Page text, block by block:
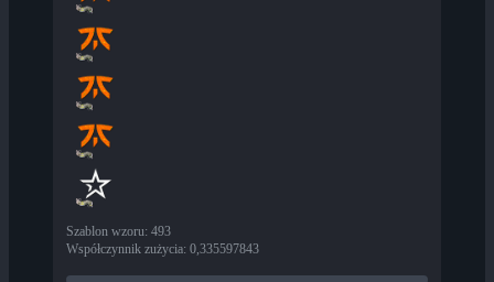
Szablon wzoru: 493
Współczynnik zużycia: 0,335597843